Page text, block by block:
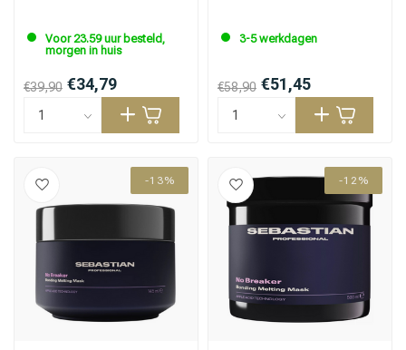
Voor 23.59 uur besteld,
morgen in huis
€39,90 €34,79
3-5 werkdagen
€58,90 €51,45
-13% -12%